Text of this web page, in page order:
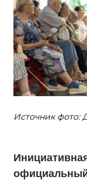
Источник фото: